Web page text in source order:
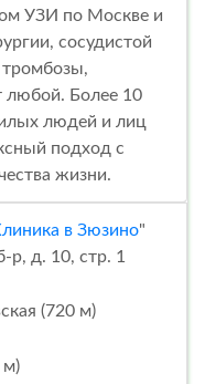
УЗИ по Москве и
сосудистой
тромбозы,
любой. Более 10
людей и лиц
подход с
жизни.
в Зюзино"
р, д. 10, стр. 1
(720 м)
м)